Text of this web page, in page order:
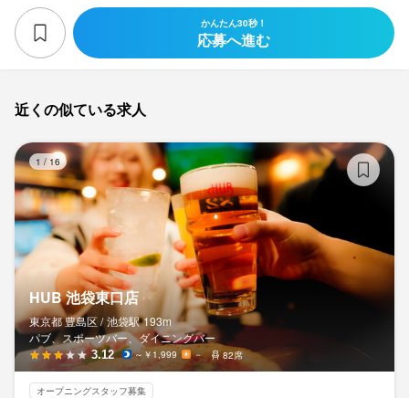
かんたん30秒！
応募へ進む
近くの似ている求人
1 / 16
HUB 池袋東口店
東京都 豊島区 / 池袋駅 193m
パブ、スポーツバー、ダイニングバー
3.12 ～￥1,999 － 82席
オープニングスタッフ募集
身に付くスキル
リキュール・スピリッツの知識
応募資格
必須スキル・経験
コミュニケーション能力 飲食店での接客経験
人と関わる事が好きである事は、必須スキルです。
ご自身が楽しいからこそ、相手を笑顔にさせる事が出来ると考え
ています。
歓迎スキル・経験
コミュニケーション能力 飲食店での接客経験